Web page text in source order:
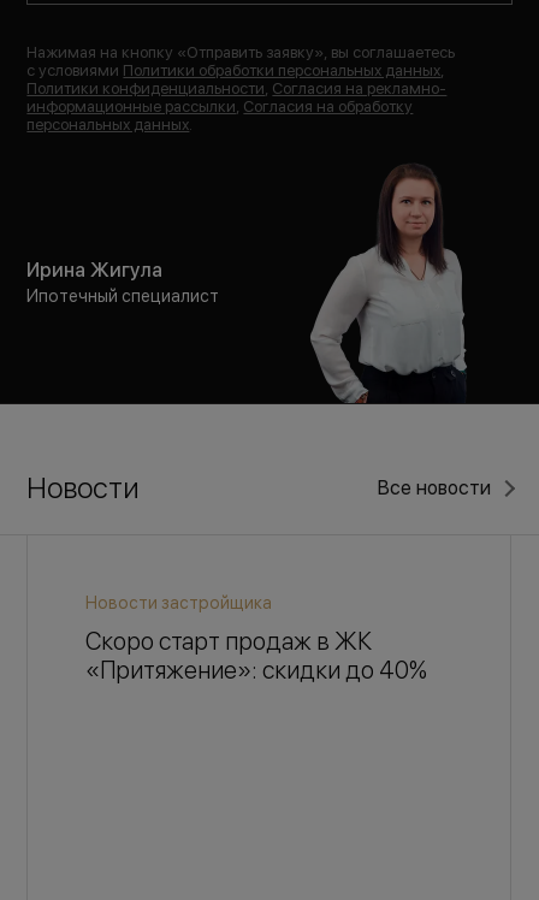
Нажимая на кнопку «Отправить заявку», вы соглашаетесь
с условиями Политики обработки персональных данных
Политики конфиденциальности Согласия на рекламно-
информационные рассылки Согласия на обработку
персональных данных
Ирина Жигула
Ипотечный специалист
Новости Все новости
Новости застройщика
Скоро старт продаж в ЖК
«Притяжение»: скидки до 40%